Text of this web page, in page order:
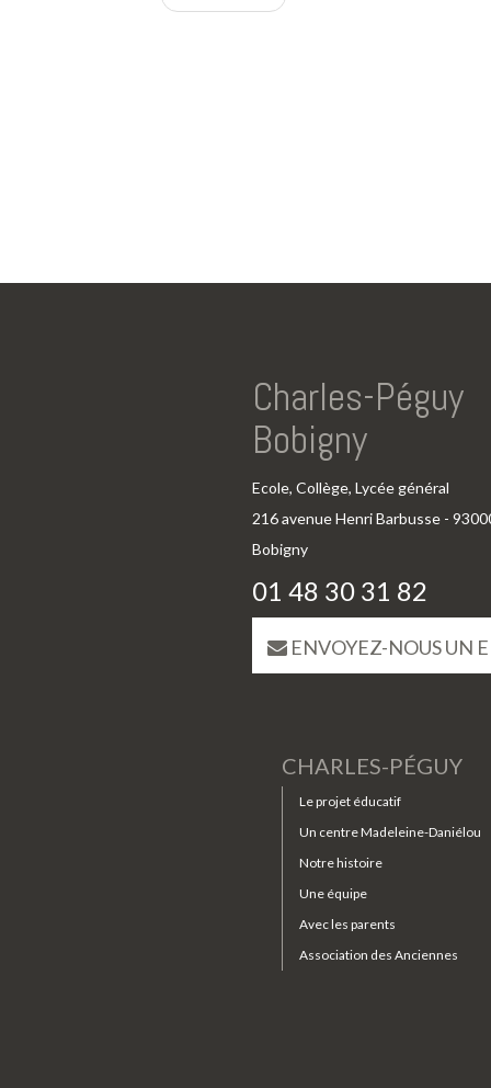
Charles-Péguy
Bobigny
Ecole, Collège, Lycée général
216 avenue Henri Barbusse -
Bobigny
01 48 30 31 82
ENVOYEZ-NOUS UN
CHARLES-PÉGUY
Le projet éducatif
Un centre Madeleine-Daniélou
Notre histoire
Une équipe
Avec les parents
Association des Anciennes